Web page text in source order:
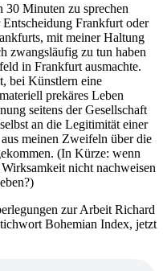
30 Minuten zu sprechen
Frankfurt oder
mit meiner Haltung
zwangsläufig zu tun haben
in Frankfurt ausmachte.
bei Künstlern eine
prekäres Leben
seitens der Gesellschaft
an die Legitimität einer
meinen Zweifeln über die
(In Kürze: wenn
nicht nachweisen
zur Arbeit Richard
Bohemian Index, jetzt